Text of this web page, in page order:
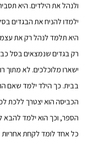
ולנהל את הילדים. היא
ילמדו להניח את הבגדים
היא תלמד לנהל רק את
רק בגדים שנמצאים בסל
ישארו מלוכלכים. לא מתוך
בבית. כך הילד ילמד שאם
הכביסה הוא יצטרך ללכת
הספר, וכך הוא ילמד להבא
כל אחד לומד לקחת אחריות